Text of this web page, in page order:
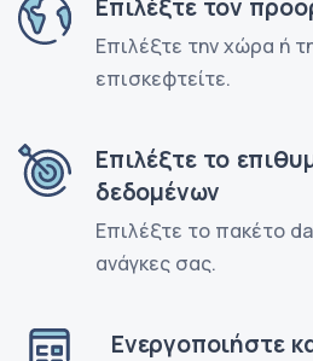
Επιλέξτε τον
Επιλέξτε την χώρα ή
επισκεφτείτε.
Επιλέξτε το
δεδομένων
Επιλέξτε το πακέτο
ανάγκες σας.
Ενεργοποιήστε